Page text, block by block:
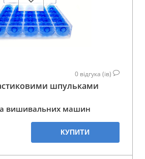
0 відгука (ів)
шпульками
вишивальних машин
КУПИТИ